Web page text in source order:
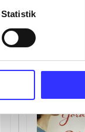
Statistik